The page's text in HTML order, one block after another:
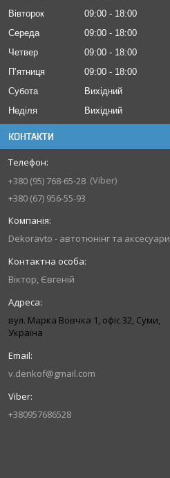
Вівторок
09:00
18:00
Середа
09:00
18:00
Четвер
09:00
18:00
Пʼятниця
09:00
18:00
Субота
Вихідний
Неділя
Вихідний
КОНТАКТИ
+380 (95) 768-65-28 Viber
+380 (67) 956-55-93
Dekoravto - автотюнінг та аксесуари
Віктор, Євгеній
вул. Марка Вовчка 1, офіс 32, Суми,
Україна
v.denkof@gmail.com
+380957686528